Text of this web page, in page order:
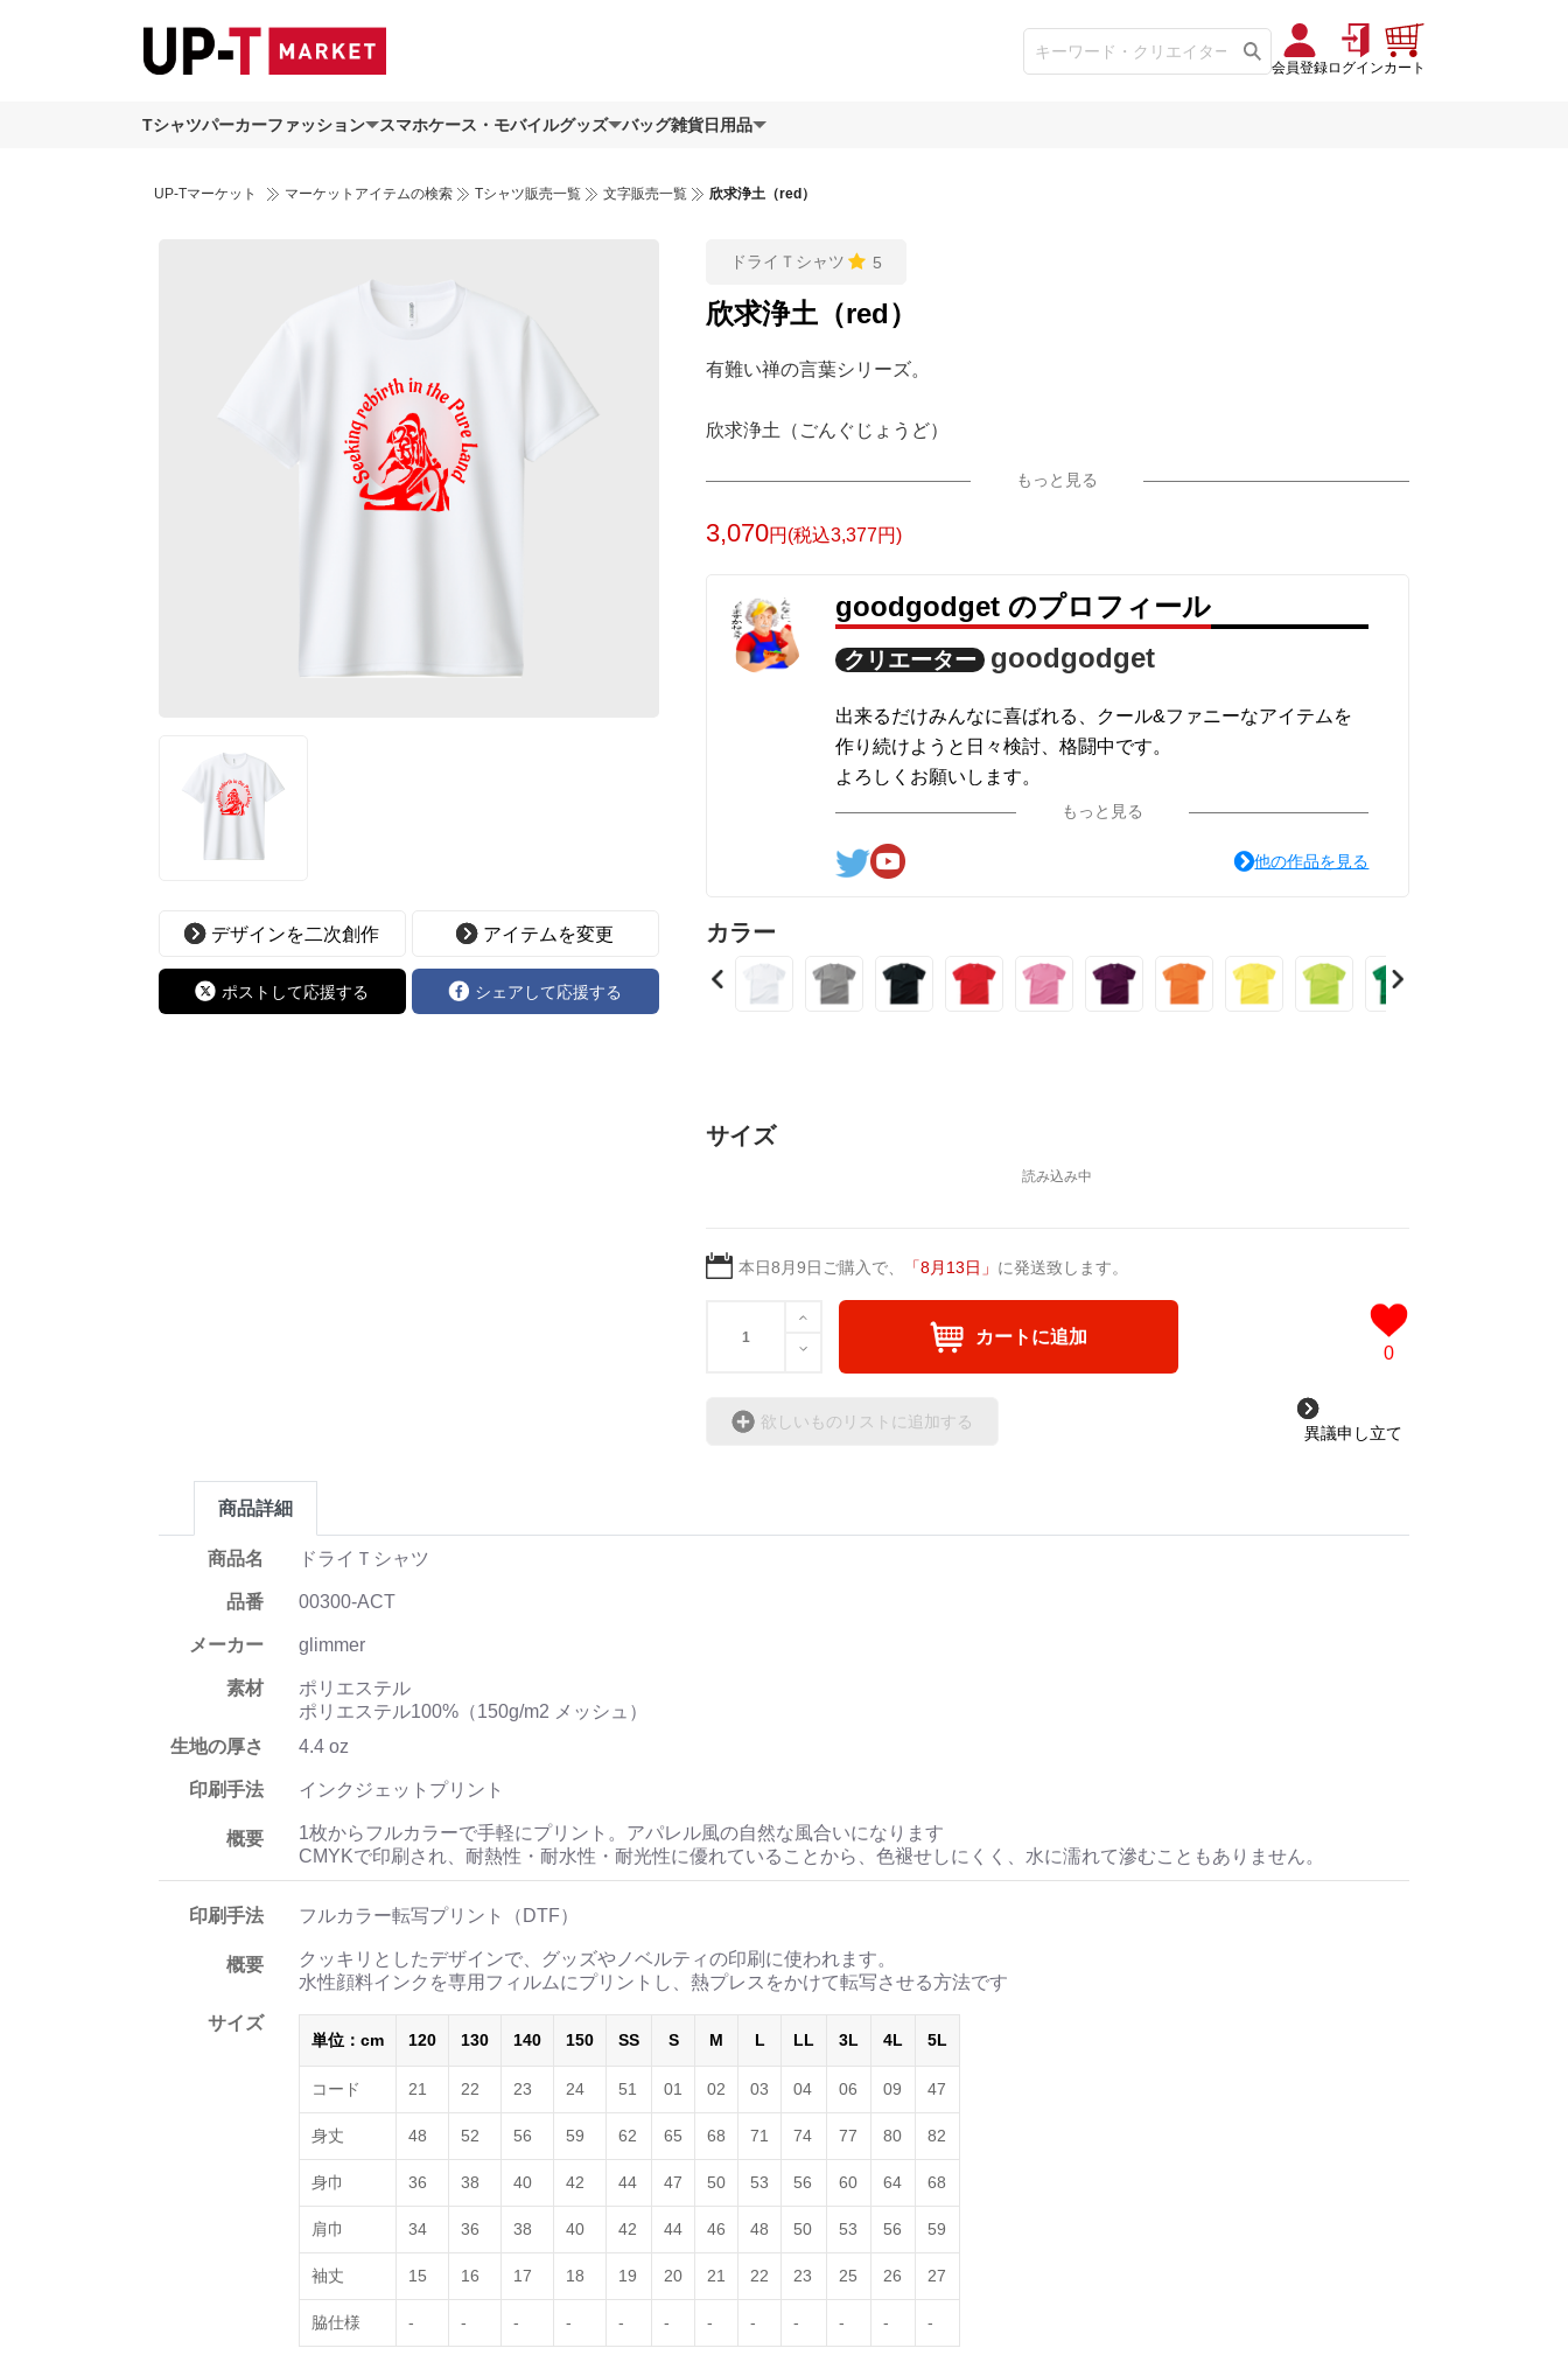
会員登録ログインカート
Tシャツパーカーファッション スマホケース・モバイルグッズ バッグ雑貨日用品
UP-Tマーケット マーケットアイテムの検索 Tシャツ販売一覧 文字販売一覧 欣求浄土（red）
デザインを二次創作 アイテムを変更
ポストして応援する シェアして応援する
ドライＴシャツ 5
欣求浄土（red）
有難い禅の言葉シリーズ。
欣求浄土（ごんぐじょうど）
という意味です。
もっと見る
3,070円(税込3,377円)
goodgodget のプロフィール
クリエーター goodgodget
出来るだけみんなに喜ばれる、クール&ファニーなアイテムを
作り続けようと日々検討、格闘中です。
よろしくお願いします。
hinichioo by BASE にも展開中。
もっと見る
他の作品を見る
カラー
サイズ
本日8月9日 ご購入で、 「8月13日 」 に発送致します。
カートに追加
0
欲しいものリストに追加する
異議申し立て
商品詳細
商品名 ドライＴシャツ
品番 00300-ACT
メーカー glimmer
素材
ポリエステル
ポリエステル100%（150g/m2 メッシュ）
生地の厚さ
4.4 oz
印刷手法 インクジェットプリント
概要
1枚からフルカラーで手軽にプリント。アパレル風の自然な風合いになります
CMYKで印刷され、耐熱性・耐水性・耐光性に優れていることから、色褪せしにくく、水に濡れて滲むこともありません。
印刷手法 フルカラー転写プリント（DTF）
概要
クッキリとしたデザインで、グッズやノベルティの印刷に使われます。
水性顔料インクを専用フィルムにプリントし、熱プレスをかけて転写させる方法です
サイズ
単位：cm 120 130 140 150 SS S M L LL 3L 4L 5L
コード 21 22 23 24 51 01 02 03 04 06 09 47
身丈 48 52 56 59 62 65 68 71 74 77 80 82
身巾 36 38 40 42 44 47 50 53 56 60 64 68
肩巾 34 36 38 40 42 44 46 48 50 53 56 59
袖丈 15 16 17 18 19 20 21 22 23 25 26 27
脇仕様 - - - - - - - - - - - -